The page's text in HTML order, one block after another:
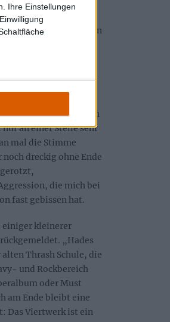
Ihre Einstellungen
in „Death
von gelegentlichen
leider einen kleinen
an einer Stelle sehr
mal die Stimme
dreckig ohne Ende
gerotzt,
die mich bei
fast gebissen hat.
einiger kleinerer
„Hades
Thrash Schule, die
und Rockbereich
oder Must
am Ende bleibt eine
Das Viertwerk ist ein